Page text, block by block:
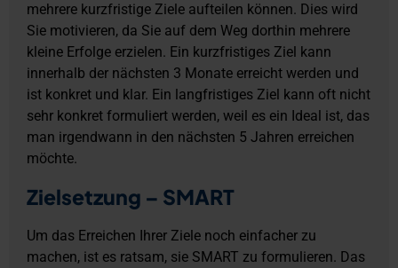
mehrere kurzfristige Ziele aufteilen können. Dies wird
Sie motivieren, da Sie auf dem Weg dorthin mehrere
kleine Erfolge erzielen. Ein kurzfristiges Ziel kann
innerhalb der nächsten 3 Monate erreicht werden und
ist konkret und klar. Ein langfristiges Ziel kann oft nicht
sehr konkret formuliert werden, weil es ein Ideal ist, das
man irgendwann in den nächsten 5 Jahren erreichen
möchte.
Zielsetzung – SMART
Um das Erreichen Ihrer Ziele noch einfacher zu
machen, ist es ratsam, sie SMART zu formulieren. Das